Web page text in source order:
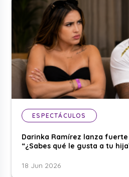
ESPECTÁCULOS
Darinka Ramírez lanza
“¿Sabes qué le gusta a tu
18 Jun 2026